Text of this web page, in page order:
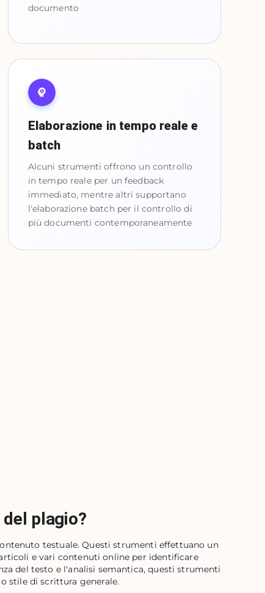
documento
Elaborazione in tempo reale e
batch
Alcuni strumenti offrono un controllo
in tempo reale per un feedback
immediato, mentre altri supportano
l'elaborazione batch per il controllo di
più documenti contemporaneamente
plagio?
testuale. Questi strumenti effettuano un
e vari contenuti online per identificare
del testo e l'analisi semantica, questi strumenti
stile di scrittura generale.